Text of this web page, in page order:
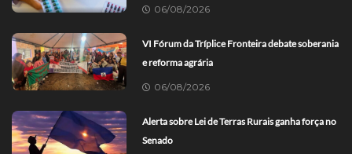
06/08/2026
VI Fórum da Tríplice Fronteira debate soberania
e reforma agrária
06/08/2026
Alerta sobre Lei de Terras Rurais ganha força no
Senado